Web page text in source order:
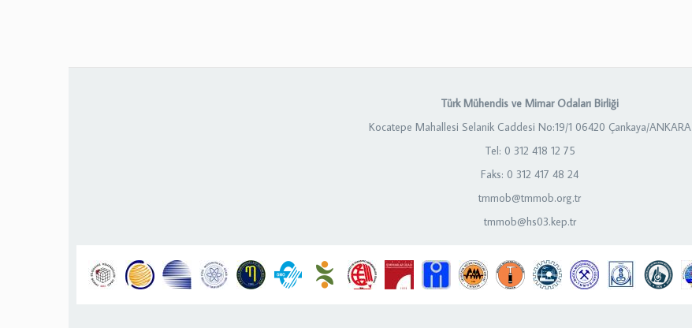
Türk Mühendis ve Mimar Odaları Birliği
Kocatepe Mahallesi Selanik Caddesi No:19/1 06420 Çankaya/ANKARA
Tel: 0 312 418 12 75
Faks: 0 312 417 48 24
tmmob@tmmob.org.tr
tmmob@hs03.kep.tr